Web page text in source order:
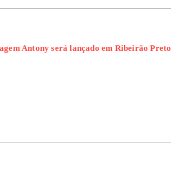
Antony será lançado em Ribeirão Preto